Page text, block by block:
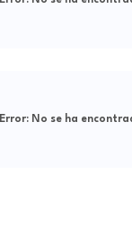
Error:No se ha